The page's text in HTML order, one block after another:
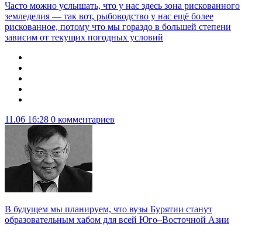
Часто можно услышать, что у нас здесь зона рискованного
земледелия — так вот, рыбоводство у нас ещё более
рискованное, потому что мы гораздо в большей степени
зависим от текущих погодных условий
11.06 16:28 0 комментариев
В будущем мы планируем, что вузы Бурятии станут
образовательным хабом для всей Юго–Восточной Азии